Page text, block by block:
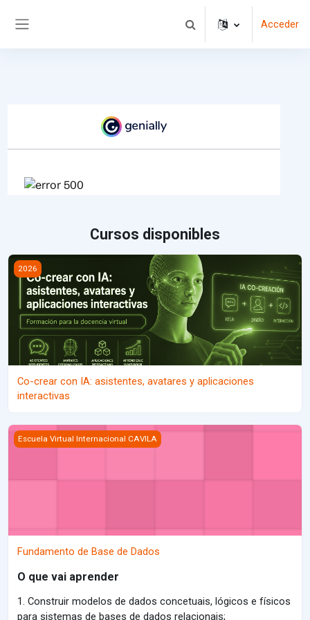
Selector de búsqueda de
Acceder
Cursos disponibles
Imagen del curso Co-crear con IA: asistentes, avatares y
2026
Co-crear con IA: asistentes, avatares y aplicaciones
interactivas
Imagen del curso Fundamento de Base de Dados
Escuela Virtual Internacional CAVILA
Fundamento de Base de Dados
O que vai aprender
1. Construir modelos de dados concetuais, lógicos e físicos
para sistemas de bases de dados relacionais;